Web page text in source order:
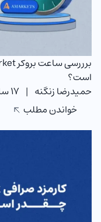
است؟
حمیدرضا زنگنه | 17 ساعت پیش
خواندن مطلب